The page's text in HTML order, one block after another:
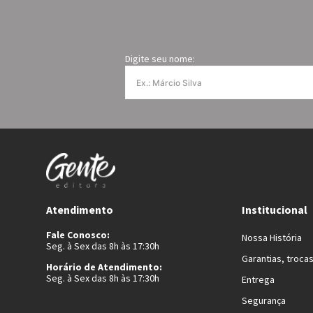
Digite seu nome:
Atendimento
Fale Conosco:
Seg. à Sex das 8h às 17:30h
Horário de Atendimento:
Seg. à Sex das 8h às 17:30h
Institucional
Nossa História
Garantias,
Entrega
Segurança